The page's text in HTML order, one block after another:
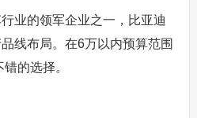
业的领军企业之一，比亚迪
线布局。在6万以内预算范围
的选择。